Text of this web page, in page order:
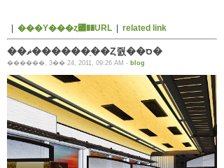
| ���Υ���ȥ꡼��URL | related link
��ޡ������ֵ��Ȥ줤��ס�
������, 3�� 24, 2011, 09:26 AM - blog